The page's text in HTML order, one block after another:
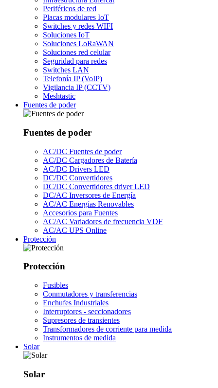
Periféricos de red
Placas modulares IoT
Switches y redes WIFI
Soluciones IoT
Soluciones LoRaWAN
Soluciones red celular
Seguridad para redes
Switches LAN
Telefonía IP (VoIP)
Vigilancia IP (CCTV)
Meshtastic
Fuentes de poder
Fuentes de poder
AC/DC Fuentes de poder
AC/DC Cargadores de Batería
AC/DC Drivers LED
DC/DC Convertidores
DC/DC Convertidores driver LED
DC/AC Inversores de Energía
AC/AC Energías Renovables
Accesorios para Fuentes
AC/AC Variadores de frecuencia VDF
AC/AC UPS Online
Protección
Protección
Fusibles
Conmutadores y transferencias
Enchufes Industriales
Interruptores - seccionadores
Supresores de transientes
Transformadores de corriente para medida
Instrumentos de medida
Solar
Solar